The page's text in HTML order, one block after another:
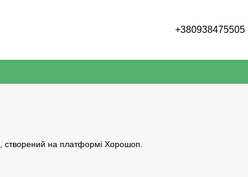
+380938475505
створений на платформі Хорошоп